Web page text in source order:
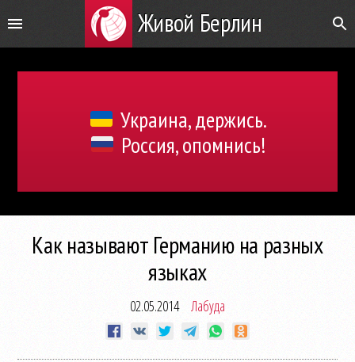
Живой Берлин
Украина, держись.
Россия, опомнись!
Как называют Германию на разных
языках
02.05.2014 Лабуда